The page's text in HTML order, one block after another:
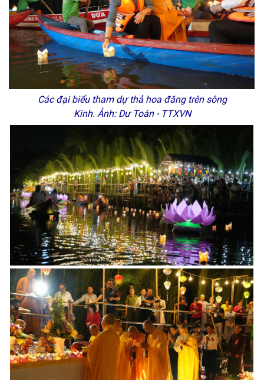
Các đại biểu tham dự thả hoa đăng trên sông
Kinh. Ảnh: Dư Toán - TTXVN